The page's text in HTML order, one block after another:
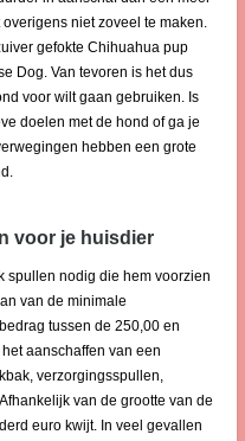
niet zoveel te maken.
gefokte Chihuahua pup
Dog. Van tevoren is het dus
voor wilt gaan gebruiken. Is
doelen met de hond of ga je
hebben een grote
voor je huisdier
spullen nodig die hem voorzien
van de minimale
tussen de 250,00 en
aanschaffen van een
verzorgingsspullen,
van de grootte van de
euro kwijt. In veel gevallen